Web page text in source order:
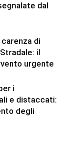
dal
di
il
urgente
i
e distaccati:
degli